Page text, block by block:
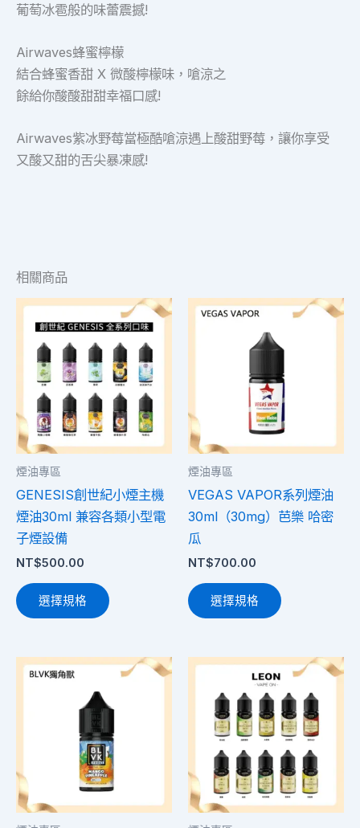
葡萄冰雹般的味蕾震撼!
Airwaves蜂蜜檸檬
結合蜂蜜香甜 X 微酸檸檬味，嗆涼之
餘給你酸酸甜甜幸福口感!
Airwaves紫冰野莓當極酷嗆涼遇上酸甜野莓，讓你享受
又酸又甜的舌尖暴凍感!
相關商品
煙油專區
GENESIS創世紀小煙主機
煙油30ml 兼容各類小型電
子煙設備
NT$500.00
選擇規格
此
產
品
有
多
種
款
式。
在
產
選
選
項
煙油專區
VEGAS VAPOR系列煙油
30ml（30mg）芭樂 哈密
瓜
NT$700.00
選擇規格
此
品
有
多
種
款
式。
在
產
選
選
項
此
品
有
多
種
款
此
產
品
有
多
種
款